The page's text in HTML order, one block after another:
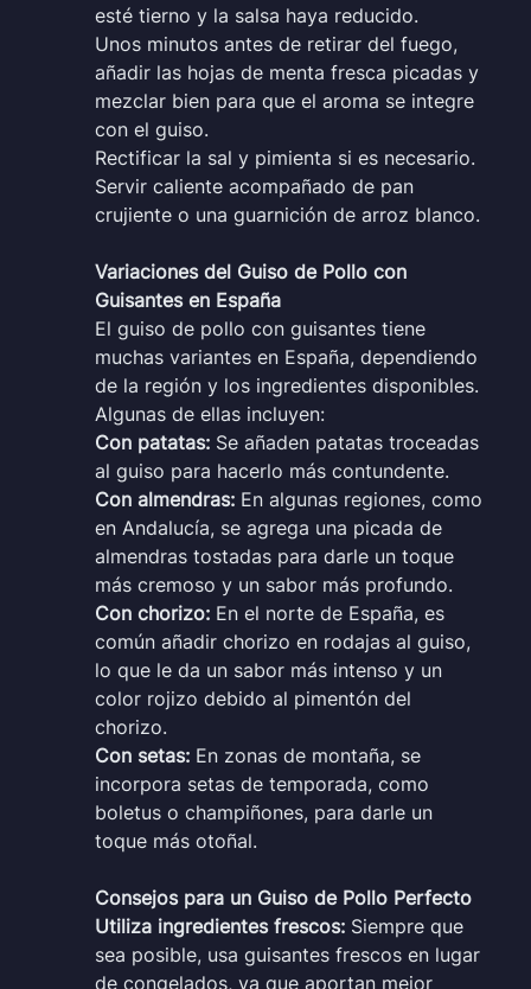
esté tierno y la salsa haya reducido.
Unos minutos antes de retirar del fuego,
añadir las hojas de menta fresca picadas y
mezclar bien para que el aroma se integre
con el guiso.
Rectificar la sal y pimienta si es necesario.
Servir caliente acompañado de pan
crujiente o una guarnición de arroz blanco.
Variaciones del Guiso de Pollo con
Guisantes en España
El guiso de pollo con guisantes tiene
muchas variantes en España, dependiendo
de la región y los ingredientes disponibles.
Algunas de ellas incluyen:
Con patatas: Se añaden patatas troceadas
al guiso para hacerlo más contundente.
Con almendras: En algunas regiones, como
en Andalucía, se agrega una picada de
almendras tostadas para darle un toque
más cremoso y un sabor más profundo.
Con chorizo: En el norte de España, es
común añadir chorizo en rodajas al guiso,
lo que le da un sabor más intenso y un
color rojizo debido al pimentón del
chorizo.
Con setas: En zonas de montaña, se
incorpora setas de temporada, como
boletus o champiñones, para darle un
toque más otoñal.
Consejos para un Guiso de Pollo Perfecto
Utiliza ingredientes frescos: Siempre que
sea posible, usa guisantes frescos en lugar
de congelados, ya que aportan mejor